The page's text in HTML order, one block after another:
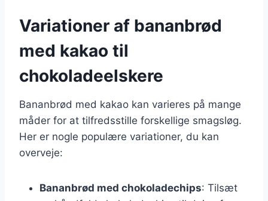
Variationer af bananbrød
med kakao til
chokoladeelskere
Bananbrød med kakao kan varieres på mange
måder for at tilfredsstille forskellige smagsløg.
Her er nogle populære variationer, du kan
overveje:
Bananbrød med chokoladechips: Tilsæt